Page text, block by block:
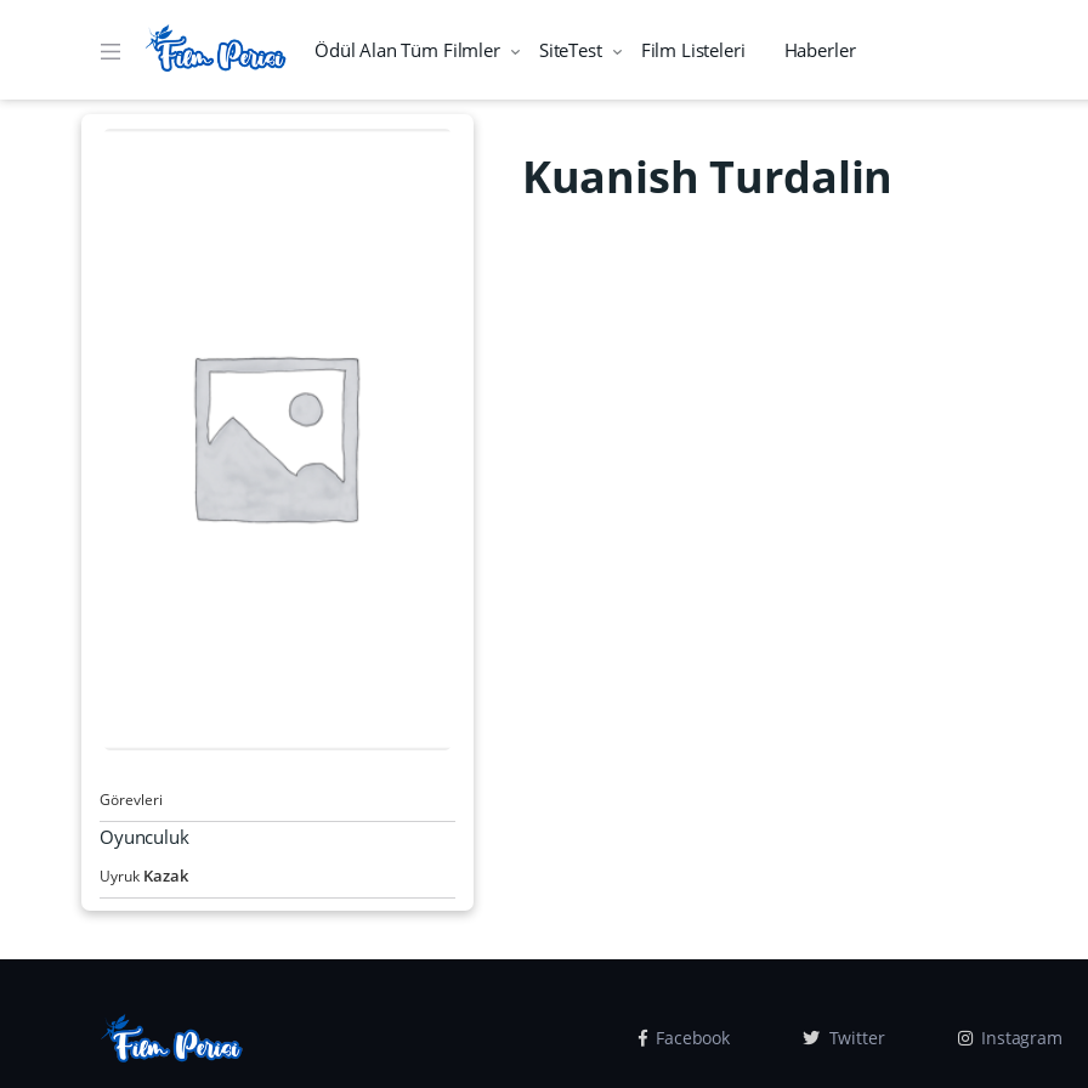
Ödül Alan Tüm Filmler SiteTest Film Listeleri Haberler
Görevleri
Oyunculuk
Uyruk Kazak
Kuanish Turdalin
Facebook Twitter Instagram